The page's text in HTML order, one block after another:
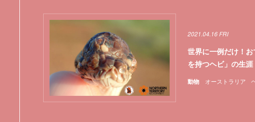
動物 オーストラリア
2021.04.16 FRI
世界に一例だけ！
を持つヘビ」の生涯